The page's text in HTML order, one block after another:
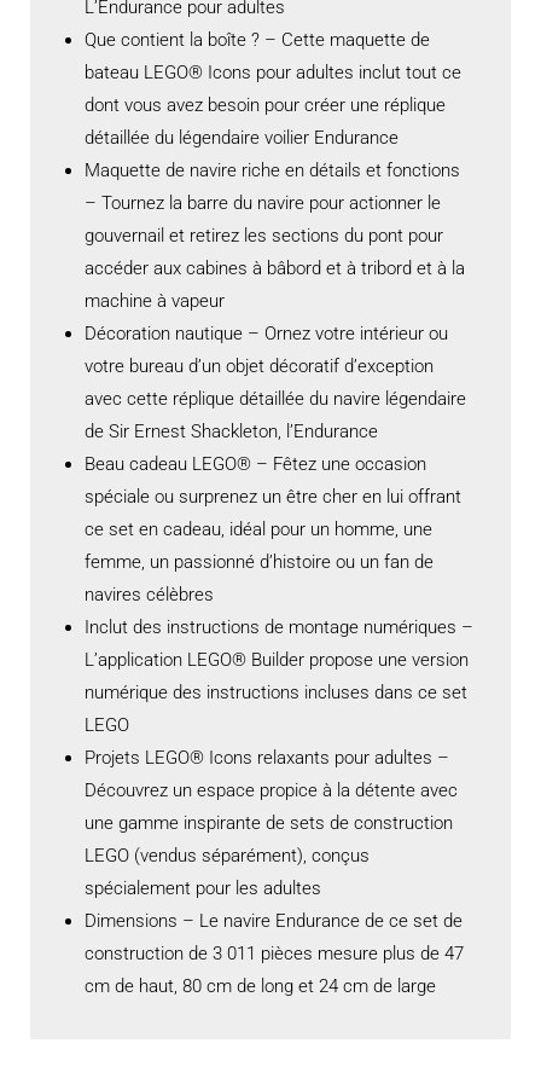
L’Endurance pour adultes
Que contient la boîte ? – Cette maquette de
bateau LEGO® Icons pour adultes inclut tout ce
dont vous avez besoin pour créer une réplique
détaillée du légendaire voilier Endurance
Maquette de navire riche en détails et fonctions
– Tournez la barre du navire pour actionner le
gouvernail et retirez les sections du pont pour
accéder aux cabines à bâbord et à tribord et à la
machine à vapeur
Décoration nautique – Ornez votre intérieur ou
votre bureau d’un objet décoratif d’exception
avec cette réplique détaillée du navire légendaire
de Sir Ernest Shackleton, l’Endurance
Beau cadeau LEGO® – Fêtez une occasion
spéciale ou surprenez un être cher en lui offrant
ce set en cadeau, idéal pour un homme, une
femme, un passionné d’histoire ou un fan de
navires célèbres
Inclut des instructions de montage numériques –
L’application LEGO® Builder propose une version
numérique des instructions incluses dans ce set
LEGO
Projets LEGO® Icons relaxants pour adultes –
Découvrez un espace propice à la détente avec
une gamme inspirante de sets de construction
LEGO (vendus séparément), conçus
spécialement pour les adultes
Dimensions – Le navire Endurance de ce set de
construction de 3 011 pièces mesure plus de 47
cm de haut, 80 cm de long et 24 cm de large